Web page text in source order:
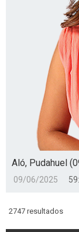
Aló, Pudahuel
09/06/2025
2747 resultados